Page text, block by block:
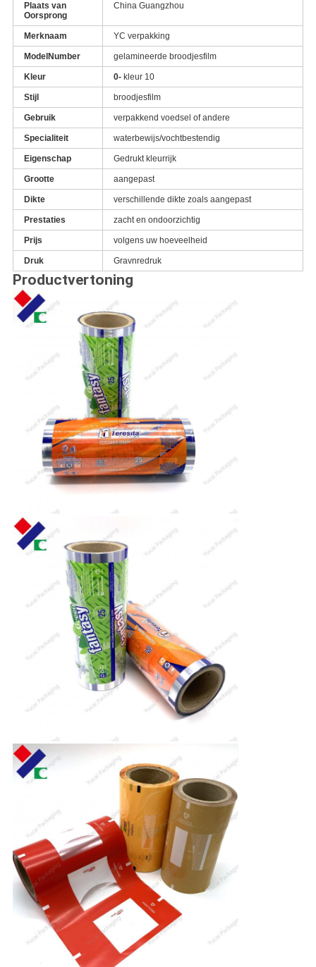
Plaats van
Oorsprong
China Guangzhou
Merknaam YC verpakking
ModelNumber gelamineerde broodjesfilm
Kleur 0- kleur 10
Stijl broodjesfilm
Gebruik verpakkend voedsel of andere
Specialiteit waterbewijs/vochtbestendig
Eigenschap Gedrukt kleurrijk
Grootte aangepast
Dikte verschillende dikte zoals aangepast
Prestaties zacht en ondoorzichtig
Prijs volgens uw hoeveelheid
Druk Gravnredruk
Productvertoning